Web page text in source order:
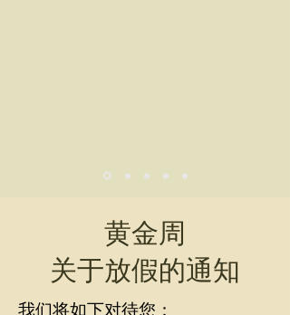
黄金周
​关于放假的通知